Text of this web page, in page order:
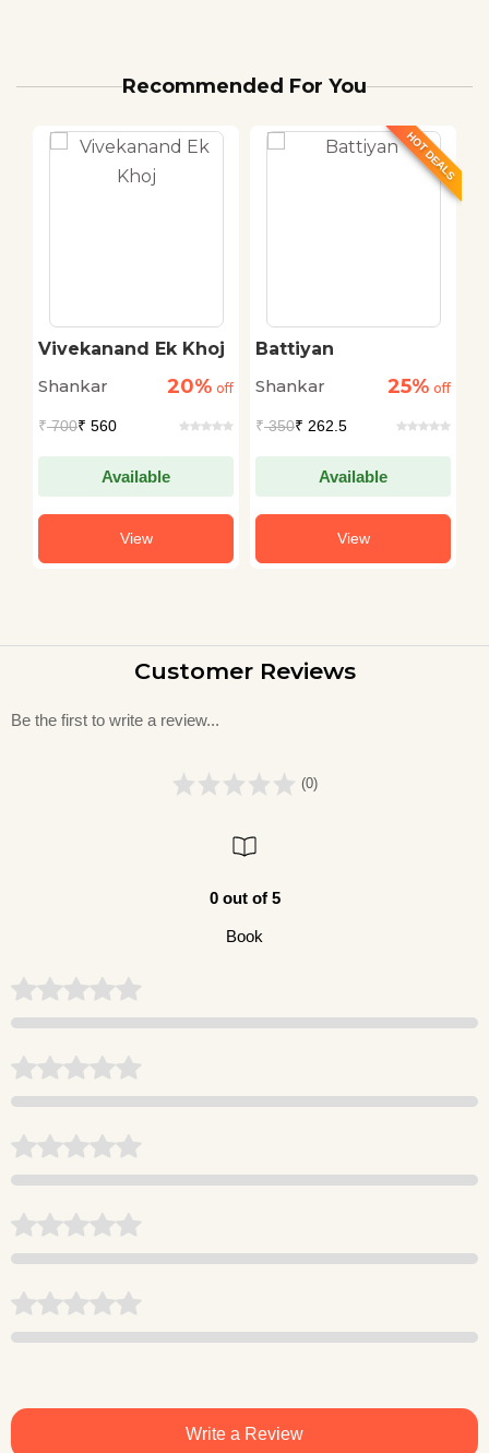
Recommended For You
Vivekanand Ek Khoj
Shankar
20% off
₹700₹ 560
Available
View
HOT DEALS
Battiyan
Shankar
25% off
₹350₹ 262.5
Available
View
Customer Reviews
Be the first to write a review...
(0)
0 out of 5
Book
Write a Review